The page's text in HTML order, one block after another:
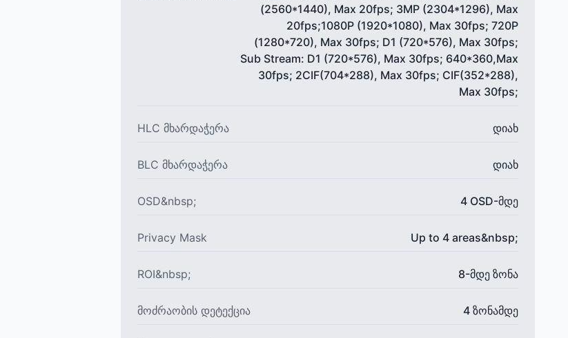
(2560*1440), Max 20fps; 3MP (2304*1296), Max
20fps;1080P (1920*1080), Max 30fps; 720P
(1280*720), Max 30fps; D1 (720*576), Max 30fps;
Sub Stream: D1 (720*576), Max 30fps; 640*360,Max
30fps; 2CIF(704*288), Max 30fps; CIF(352*288),
Max 30fps;
HLC მხარდაჭერა დიახ
BLC მხარდაჭერა დიახ
OSD&nbsp; 4 OSD-მდე
Privacy Mask Up to 4 areas&nbsp;
ROI&nbsp; 8-მდე ზონა
მოძრაობის დეტექცია 4 ზონამდე